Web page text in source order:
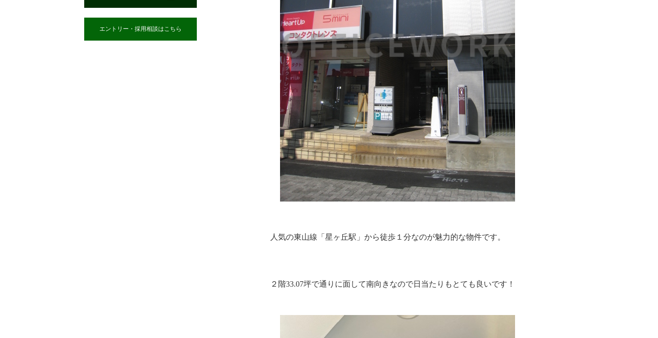
エントリー・採用相談はこちら
人気の東山線「星ヶ丘駅」から徒歩１分なのが魅力的な物件です。
２階33.07坪で通りに面して南向きなので日当たりもとても良いです！